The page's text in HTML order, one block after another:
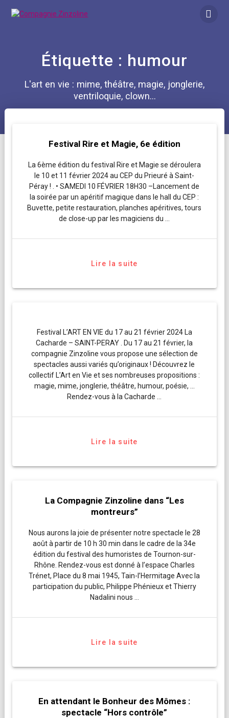
Étiquette : humour
L'art en vie : mime, théâtre, magie, jonglerie,
ventriloquie, clown...
Festival Rire et Magie, 6e édition
La 6ème édition du festival Rire et Magie se déroulera
le 10 et 11 février 2024 au CEP du Prieuré à Saint-
Péray ! . • SAMEDI 10 FÉVRIER 18H30 –Lancement de
la soirée par un apéritif magique dans le hall du CEP :
Buvette, petite restauration, planches apéritives, tours
de close-up par les magiciens du …
Lire la suite
Festival L’ART EN VIE du 17 au 21 février 2024 La
Cacharde – SAINT-PERAY . Du 17 au 21 février, la
compagnie Zinzoline vous propose une sélection de
spectacles aussi variés qu’originaux ! Découvrez le
collectif L’Art en Vie et ses nombreuses propositions :
magie, mime, jonglerie, théâtre, humour, poésie, …
Rendez-vous à la Cacharde …
Lire la suite
La Compagnie Zinzoline dans “Les
montreurs”
Nous aurons la joie de présenter notre spectacle le 28
août à partir de 10 h 30 min dans le cadre de la 34e
édition du festival des humoristes de Tournon-sur-
Rhône. Rendez-vous est donné à l’espace Charles
Trénet, Place du 8 mai 1945, Tain-l’Hermitage Avec la
participation du public, Philippe Phénieux et Thierry
Nadalini nous …
Lire la suite
En attendant le Bonheur des Mômes :
spectacle “Hors contrôle”